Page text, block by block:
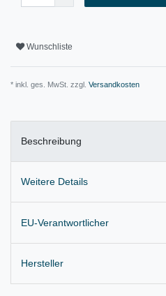
Wunschliste
* inkl. ges. MwSt. zzgl. Versandkosten
Beschreibung
Weitere Details
EU-Verantwortlicher
Hersteller